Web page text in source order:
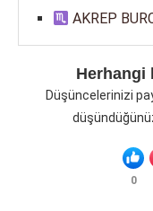
AKREP
Herhangi
Düşüncelerinizi
0